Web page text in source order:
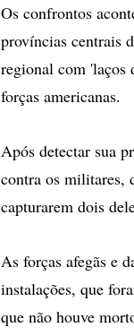
Os confrontos
províncias centrais
regional com 'laços
forças americanas.
Após detectar sua
contra os militares,
capturarem dois
As forças afegãs e
instalações, que
que não houve